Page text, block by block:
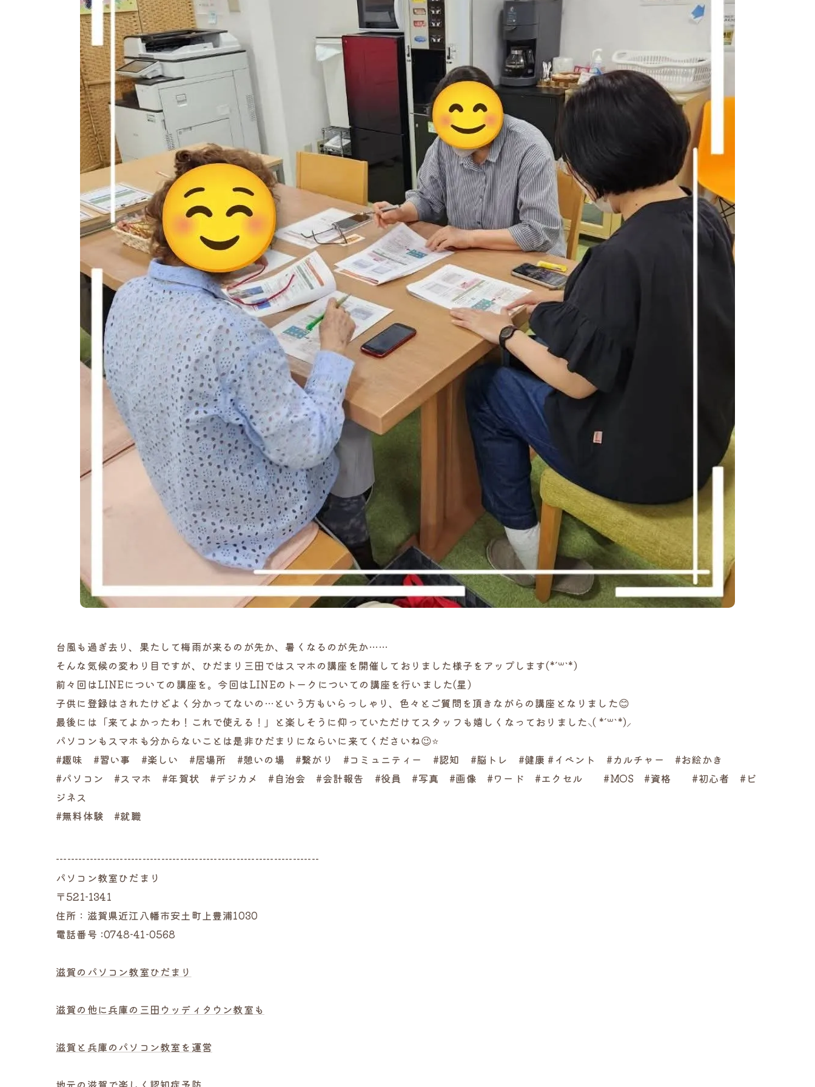
台風も過ぎ去り、果たして梅雨が来るのが先か、暑くなるのが先か……
そんな気候の変わり目ですが、ひだまり三田ではスマホの講座を開催しておりました様子をアップします(*´꒳`*)
前々回はLINEについての講座を。今回はLINEのトークについての講座を行いました(星)
子供に登録はされたけどよく分かってないの…という方もいらっしゃり、色々とご質問を頂きながらの講座となりました😊
最後には「来てよかったわ！これで使える！」と楽しそうに仰っていただけてスタッフも嬉しくなっておりました⸜( *´꒳`*)⸝
パソコンもスマホも分からないことは是非ひだまりにならいに来てくださいね😉⭐
#趣味 #習い事 #楽しい #居場所 #憩いの場 #繋がり #コミュニティー #認知 #脳トレ #健康 #イベント #カルチャー #お絵かき
#パソコン #スマホ #年賀状 #デジカメ #自治会 #会計報告 #役員 #写真 #画像 #ワード #エクセル #MOS #資格 #初心者 #ビ
ジネス
#無料体験 #就職
----------------------------------------------------------------------
パソコン教室ひだまり
〒521-1341
住所：滋賀県近江八幡市安土町上豊浦1030
電話番号 :0748-41-0568
滋賀のパソコン教室ひだまり
滋賀の他に兵庫の三田ウッディタウン教室も
滋賀と兵庫のパソコン教室を運営